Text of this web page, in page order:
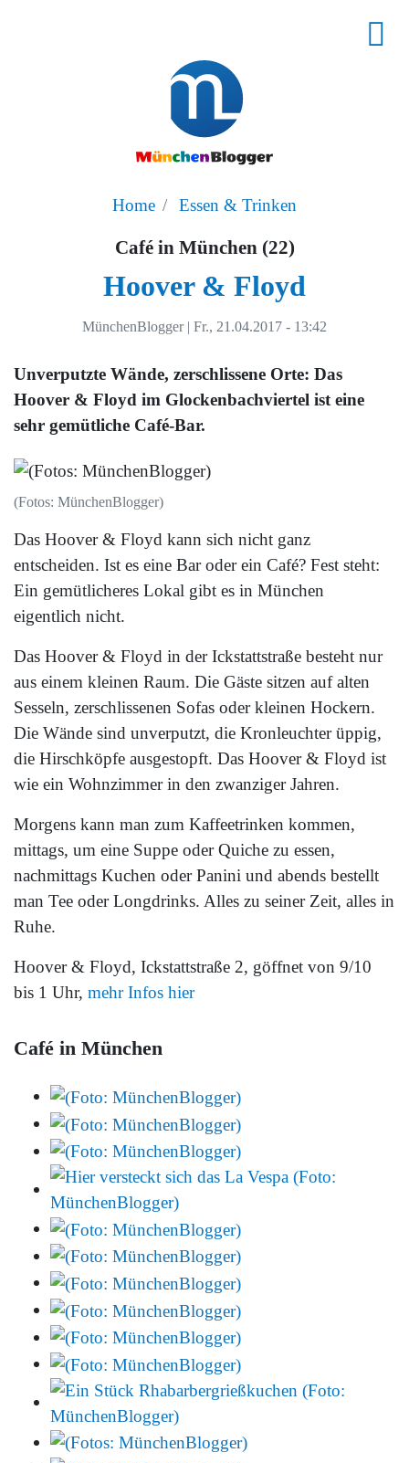
Home Essen & Trinken
Café in München (22)
Hoover & Floyd
MünchenBlogger | Fr., 21.04.2017 - 13:42
Unverputzte Wände, zerschlissene Orte: Das
Hoover & Floyd im Glockenbachviertel ist eine
sehr gemütliche Café-Bar.
(Fotos: MünchenBlogger)
Das Hoover & Floyd kann sich nicht ganz
entscheiden. Ist es eine Bar oder ein Café? Fest steht:
Ein gemütlicheres Lokal gibt es in München
eigentlich nicht.
Das Hoover & Floyd in der Ickstattstraße besteht nur
aus einem kleinen Raum. Die Gäste sitzen auf alten
Sesseln, zerschlissenen Sofas oder kleinen Hockern.
Die Wände sind unverputzt, die Kronleuchter üppig,
die Hirschköpfe ausgestopft. Das Hoover & Floyd ist
wie ein Wohnzimmer in den zwanziger Jahren.
Morgens kann man zum Kaffeetrinken kommen,
mittags, um eine Suppe oder Quiche zu essen,
nachmittags Kuchen oder Panini und abends bestellt
man Tee oder Longdrinks. Alles zu seiner Zeit, alles in
Ruhe.
Hoover & Floyd, Ickstattstraße 2, göffnet von 9/10
bis 1 Uhr, mehr Infos hier
Café in München